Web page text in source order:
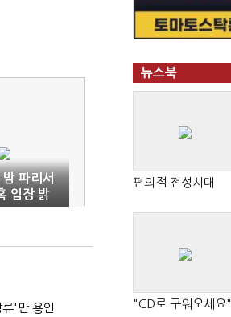
밤 파리서
입장 밝
'만 용인
뉴스북
편의점 전성시대
"CD로 구워오세요"